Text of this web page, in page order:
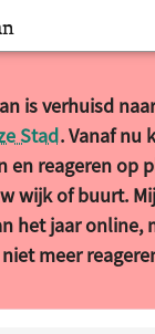
is verhuisd
Stad. Vanaf nu
en reageren op
wijk of buurt.
het jaar online,
niet meer